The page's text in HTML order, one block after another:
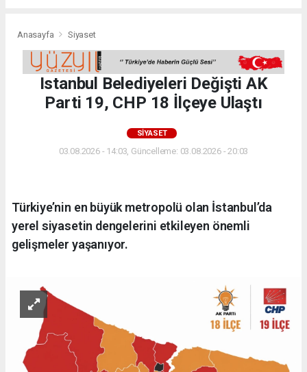
Anasayfa Siyaset
Istanbul Belediyeleri Değişti AK
Parti 19, CHP 18 İlçeye Ulaştı
SIYASET
03.08.2026 - 14:03, Güncelleme: 03.08.2026 - 20:03
Türkiye’nin en büyük metropolü olan İstanbul’da
yerel siyasetin dengelerini etkileyen önemli
gelişmeler yaşanıyor.